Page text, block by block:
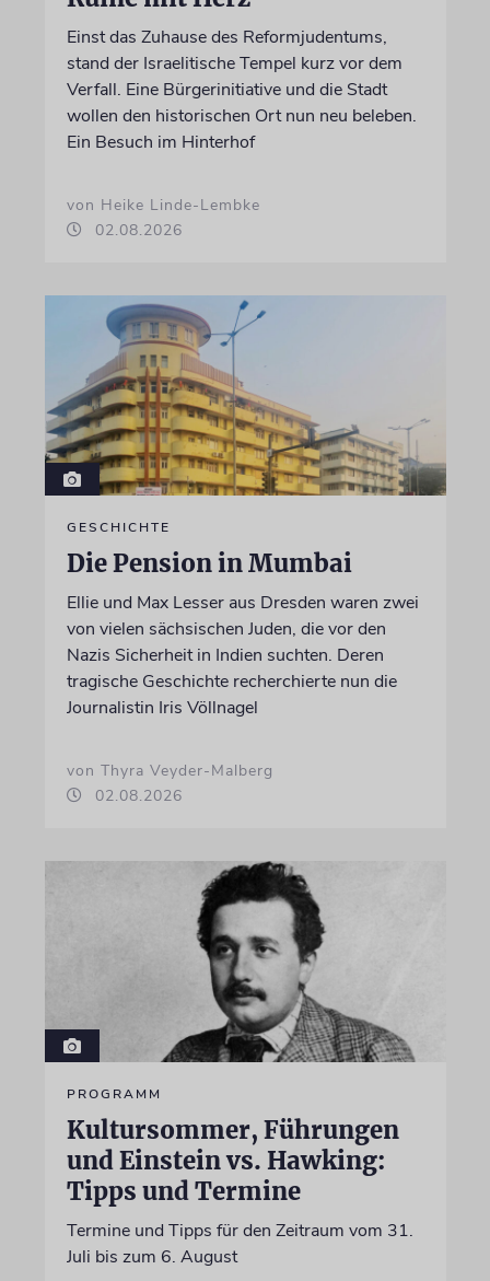
Einst das Zuhause des Reformjudentums,
stand der Israelitische Tempel kurz vor dem
Verfall. Eine Bürgerinitiative und die Stadt
wollen den historischen Ort nun neu beleben.
Ein Besuch im Hinterhof
von Heike Linde-Lembke
02.08.2026
GESCHICHTE
Die Pension in Mumbai
Ellie und Max Lesser aus Dresden waren zwei
von vielen sächsischen Juden, die vor den
Nazis Sicherheit in Indien suchten. Deren
tragische Geschichte recherchierte nun die
Journalistin Iris Völlnagel
von Thyra Veyder-Malberg
02.08.2026
PROGRAMM
Kultursommer, Führungen
und Einstein vs. Hawking:
Tipps und Termine
Termine und Tipps für den Zeitraum vom 31.
Juli bis zum 6. August